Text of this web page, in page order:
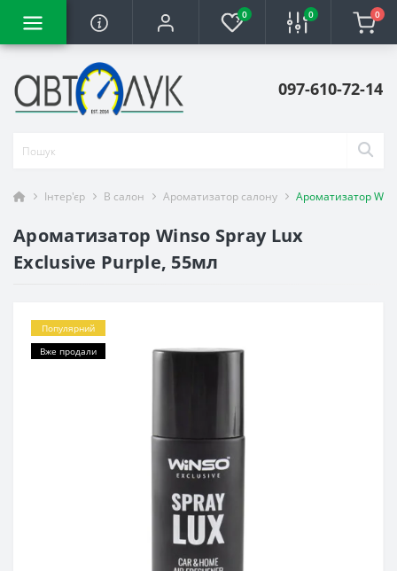
0 0 0
097-610-72-14
Інтер'єр В салон Ароматизатор салону Ароматизатор
Ароматизатор Winso Spray Lux
Exclusive Purple, 55мл
Популярний
Вже продали